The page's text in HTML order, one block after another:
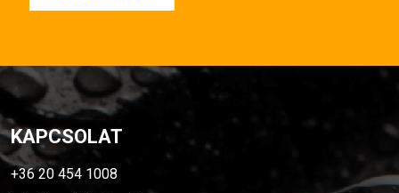
KAPCSOLAT
+36 20 454 1008